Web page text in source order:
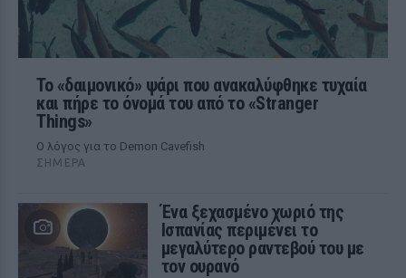
Το «δαιμονικό» ψάρι που ανακαλύφθηκε τυχαία
και πήρε το όνομά του από το «Stranger
Things»
Ο λόγος για το Demon Cavefish
ΣΉΜΕΡΑ
Ένα ξεχασμένο χωριό της
Ισπανίας περιμένει το
μεγαλύτερο ραντεβού του με
τον ουρανό